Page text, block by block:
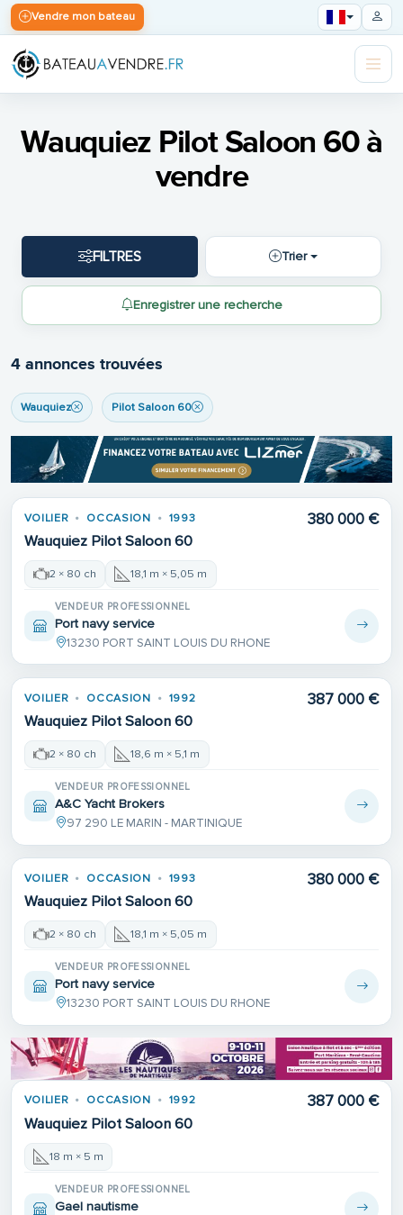
Vendre mon bateau
Wauquiez Pilot Saloon 60 à
vendre
FILTRES Trier
Enregistrer une recherche
4 annonces trouvées
Wauquiez Pilot Saloon 60
VOILIER OCCASION 1993
Wauquiez Pilot Saloon 60
380 000 €
2 × 80 ch 18,1 m × 5,05 m
VENDEUR PROFESSIONNEL
Port navy service
13230 PORT SAINT LOUIS DU RHONE
VOILIER OCCASION 1992
Wauquiez Pilot Saloon 60
387 000 €
2 × 80 ch 18,6 m × 5,1 m
VENDEUR PROFESSIONNEL
A&C Yacht Brokers
97 290 LE MARIN - MARTINIQUE
VOILIER OCCASION 1993
Wauquiez Pilot Saloon 60
380 000 €
2 × 80 ch 18,1 m × 5,05 m
VENDEUR PROFESSIONNEL
Port navy service
13230 PORT SAINT LOUIS DU RHONE
VOILIER OCCASION 1992
Wauquiez Pilot Saloon 60
387 000 €
18 m × 5 m
VENDEUR PROFESSIONNEL
Gael nautisme